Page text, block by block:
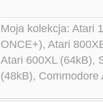
Moja kolekcja: Atari
ONCE+), Atari
Atari 600XL (64kB),
(48kB),